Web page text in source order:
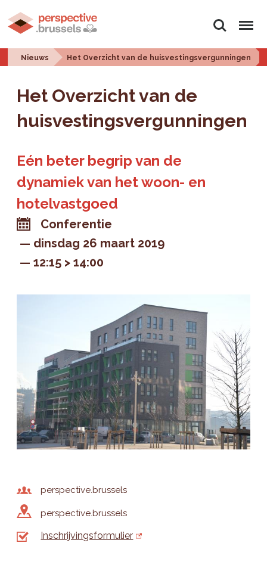
Zoeken Menu
Nieuws Het Overzicht van de huisvestingsvergunningen
Het Overzicht van de
huisvestingsvergunningen
Eén beter begrip van de
dynamiek van het woon- en
hotelvastgoed
Conferentie
dinsdag 26 maart 2019
12:15 > 14:00
perspective.brussels
perspective.brussels
Inschrijvingsformulier